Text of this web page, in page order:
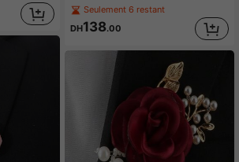
Seulement 6 restant
DH138.00